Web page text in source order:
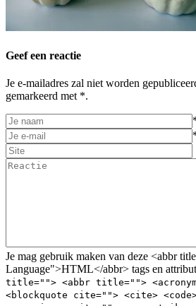
Geef een reactie
Je e-mailadres zal niet worden
gemarkeerd met *.
Je mag gebruik maken van deze <abbr
Language">HTML</abbr> tags en
title=""> <abbr title="">
<blockquote cite=""> <cite>